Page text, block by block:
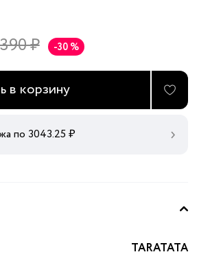
₽ -30 %
в корзину
по 3043.25 ₽
TARATATA